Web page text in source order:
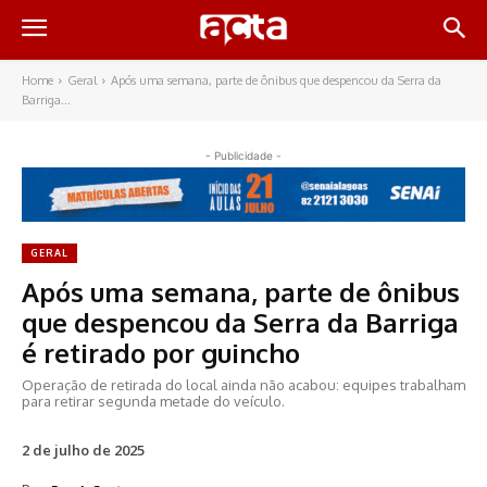
Home Geral
Após uma semana, parte de ônibus que despencou da Serra da
Barriga...
- Publicidade -
GERAL
Após uma semana, parte de ônibus
que despencou da Serra da Barriga
é retirado por guincho
Operação de retirada do local ainda não acabou: equipes trabalham
para retirar segunda metade do veículo.
2 de julho de 2025